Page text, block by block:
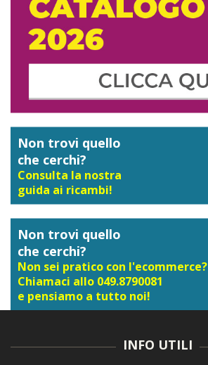
Non trovi quello
che cerchi?
Consulta la nostra
guida ai ricambi!
Non trovi quello
che cerchi?
Non sei pratico con l'ecommerce?
Chiamaci allo 049.8790081
e pensiamo a tutto noi!
INFO UTILI